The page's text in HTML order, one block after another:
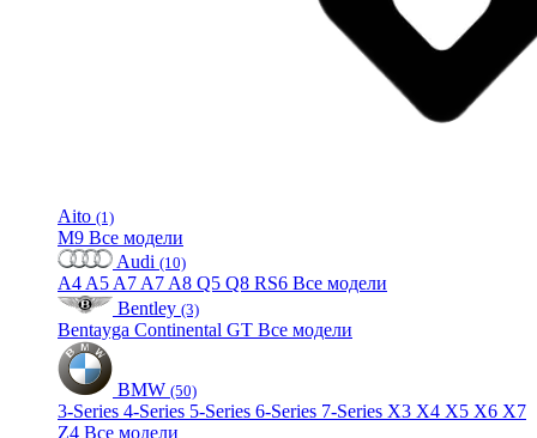
Aito (1)
M9 Все модели
Audi (10)
A4 A5 A7 A7 A8 Q5 Q8 RS6 Все модели
Bentley (3)
Bentayga Continental GT Все модели
BMW (50)
3-Series 4-Series 5-Series 6-Series 7-Series X3 X4 X5 X6 X7
Z4 Все модели